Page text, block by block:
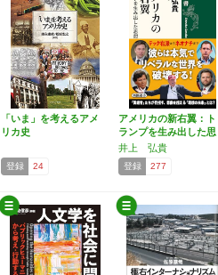
「いま」を考えるアメ
リカ史
登録 24
アメリカの新右翼：ト
ランプを生み出した思
想家…
井上 弘貴
登録 277